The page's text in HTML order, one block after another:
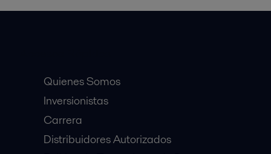
Quienes Somos
Inversionistas
Carrera
Distribuidores Autorizados